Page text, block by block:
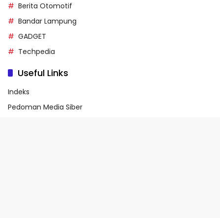
Berita Otomotif
Bandar Lampung
GADGET
Techpedia
Useful Links
Indeks
Pedoman Media Siber